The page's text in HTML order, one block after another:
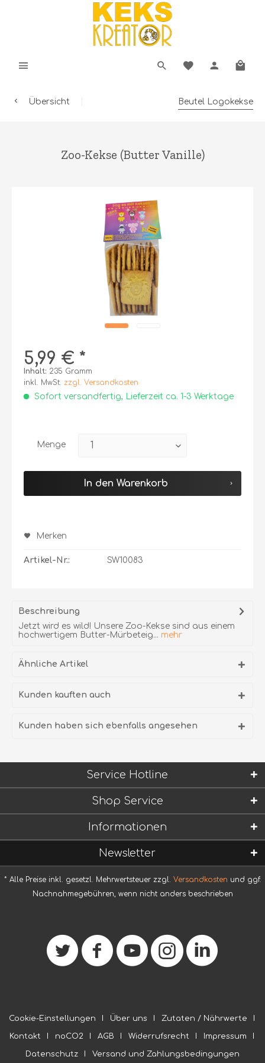
Übersicht Beutel Logokekse
Zoo-Kekse (Butter Vanille)
5,99 € *
Inhalt: 235 Gramm
inkl. MwSt. zzgl. Versandkosten
Sofort versandfertig, Lieferzeit ca. 1-3 Werktage
Menge
In den Warenkorb
Merken
Artikel-Nr.: SW10083
Beschreibung
Jetzt wird es wild! Unsere Zoo-Kekse sind aus einem
hochwertigem Butter-Mürbeteig... mehr
Ähnliche Artikel
Kunden kauften auch
Kunden haben sich ebenfalls angesehen
Service Hotline
Shop Service
Informationen
Newsletter
* Alle Preise inkl. gesetzl. Mehrwertsteuer zzgl. Versandkosten und ggf.
Nachnahmegebühren, wenn nicht anders beschrieben
Cookie-Einstellungen Über uns Zutaten / Nährwerte
Kontakt noCO2 AGB Widerrufsrecht Impressum
Datenschutz Versand und Zahlungsbedingungen